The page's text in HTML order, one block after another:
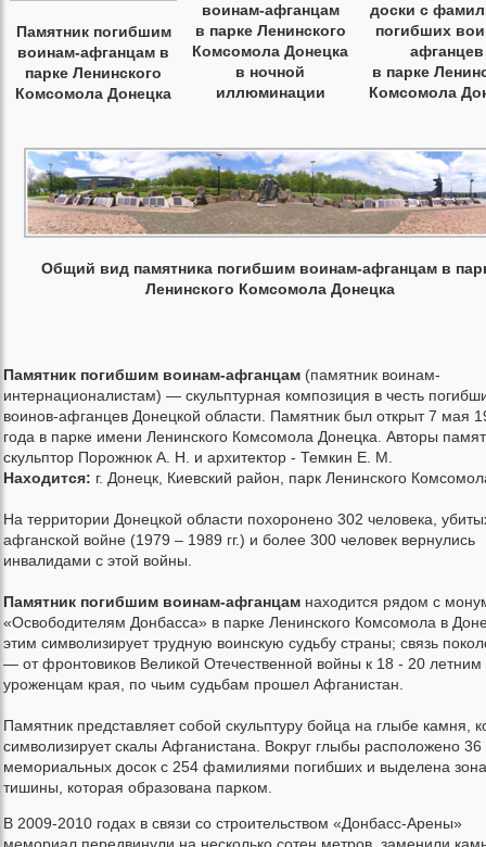
Памятник погибшим
воинам-афганцам в
парке Ленинского
Комсомола Донецка
воинам-афганцам
в парке Ленинского
Комсомола Донецка
в ночной
иллюминации
доски с
погибших
афганцев
в парке
Комсомола
Общий вид памятника погибшим воинам-афганцам в
Ленинского Комсомола Донецка
Памятник погибшим воинам-афганцам (памятник воинам-
интернационалистам) — скульптурная композиция в честь
воинов-афганцев Донецкой области. Памятник был открыт 7 мая
года в парке имени Ленинского Комсомола Донецка. Авторы
скульптор Порожнюк А. Н. и архитектор - Темкин Е. М.
Находится: г. Донецк, Киевский район, парк Ленинского
На территории Донецкой области похоронено 302 человека,
афганской войне (1979 – 1989 гг.) и более 300 человек вернулись
инвалидами с этой войны.
Памятник погибшим воинам-афганцам находится рядом с
«Освободителям Донбасса» в парке Ленинского Комсомола в
этим символизирует трудную воинскую судьбу страны; связь
— от фронтовиков Великой Отечественной войны к 18 - 20 летним
уроженцам края, по чьим судьбам прошел Афганистан.
Памятник представляет собой скульптуру бойца на глыбе камня,
символизирует скалы Афганистана. Вокруг глыбы расположено 36
мемориальных досок с 254 фамилиями погибших и выделена зона
тишины, которая образована парком.
В 2009-2010 годах в связи со строительством «Донбасс-Арены»
мемориал передвинули на несколько сотен метров, заменили